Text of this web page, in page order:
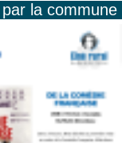
la commune